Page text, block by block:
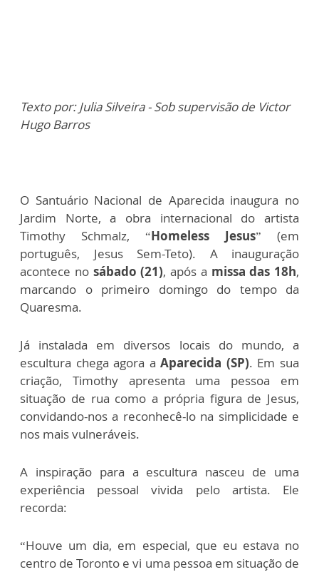
Texto por: Julia Silveira - Sob supervisão de Victor
Hugo Barros
O Santuário Nacional de Aparecida inaugura no
Jardim Norte, a obra internacional do artista
Timothy Schmalz, “Homeless Jesus” (em
português, Jesus Sem-Teto). A inauguração
acontece no sábado (21), após a missa das 18h,
marcando o primeiro domingo do tempo da
Quaresma.
Já instalada em diversos locais do mundo, a
escultura chega agora aAparecida (SP). Em sua
criação, Timothy apresenta uma pessoa em
situação de rua como a própria figura de Jesus,
convidando-nos a reconhecê-lo na simplicidade e
nos mais vulneráveis.
A inspiração para a escultura nasceu de uma
experiência pessoal vivida pelo artista. Ele
recorda:
“Houve um dia, em especial, que eu estava no
centro de Toronto e vi uma pessoa em situação de